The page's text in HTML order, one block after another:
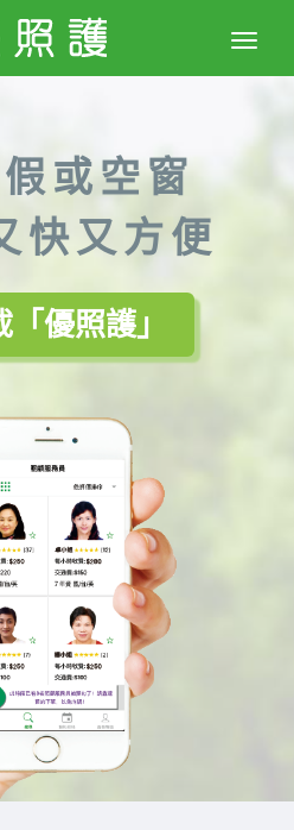
Toggle
或空窗
快又方便
優照護」